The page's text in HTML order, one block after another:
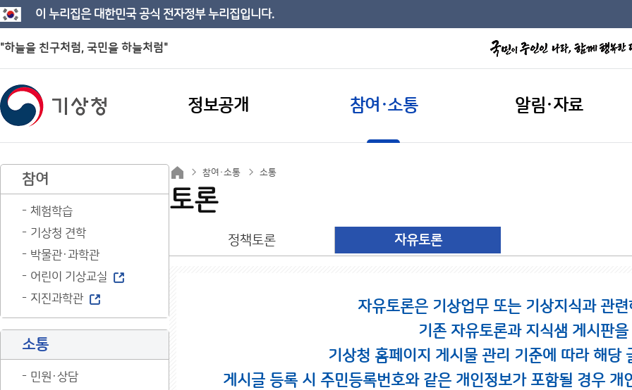
이 누리집은 대한민국 공식 전자정부 누리집입니다.
"하늘을 친구처럼, 국민을 하늘처럼"
정보공개 참여·소통 알림·자료
참여
체험학습
기상청 견학
박물관·과학관
어린이 기상교실
지진과학관
소통
민원·상담
참여·소통 소통
토론
정책토론 자유토론
자유토론은 기상업무 또는 기상지식과 관
기존 자유토론과 지식샘 게시판
기상청 홈페이지 게시물 관리 기준에 따라 해당
게시글 등록 시 주민등록번호와 같은 개인정보가 포함될 경우